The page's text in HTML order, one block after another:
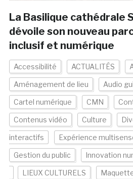
La Basilique cathédrale
dévoile son nouveau
inclusif et numérique
Accessibilité ACTUALITÉS
Aménagement de lieu Audio
Cartel numérique CMN
Contenus vidéo Culture
interactifs Expérience
Gestion du public Innovation
LIEUX CULTURELS